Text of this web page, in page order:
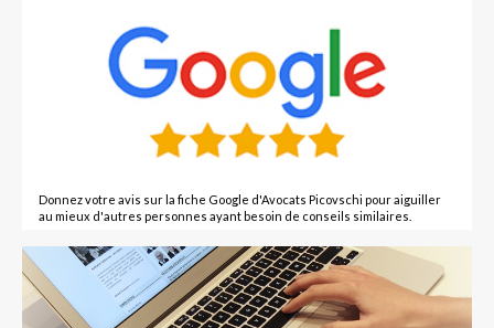
Donnez votre avis sur la fiche Google d'Avocats Picovschi pour aiguiller
au mieux d'autres personnes ayant besoin de conseils similaires.